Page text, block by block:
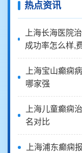
热点资讯
上海长海医院
成功率怎么样,
上海宝山癫痫
哪家强
上海儿童癫痫
名对比
上海浦东癫痫